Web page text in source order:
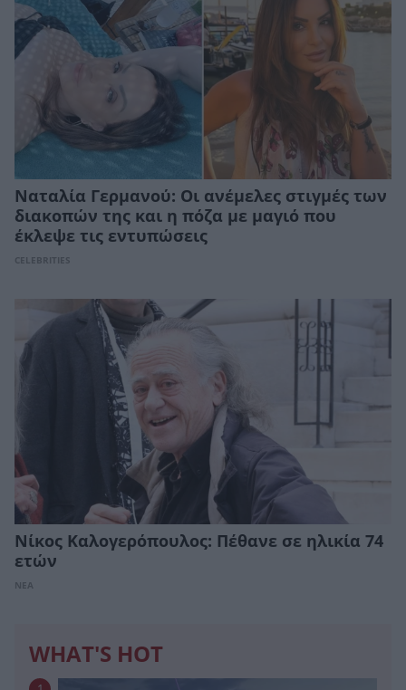
Ναταλία Γερμανού: Οι ανέμελες στιγμές των
διακοπών της και η πόζα με μαγιό που
έκλεψε τις εντυπώσεις
CELEBRITIES
Νίκος Καλογερόπουλος: Πέθανε σε ηλικία 74
ετών
ΝΕΑ
WHAT'S HOT